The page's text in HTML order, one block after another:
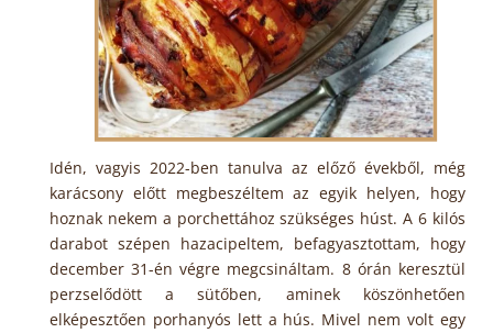
Idén, vagyis 2022-ben tanulva az előző évekből, még
karácsony előtt megbeszéltem az egyik helyen, hogy
hoznak nekem a porchettához szükséges húst. A 6 kilós
darabot szépen hazacipeltem, befagyasztottam, hogy
december 31-én végre megcsináltam. 8 órán keresztül
perzselődött a sütőben, aminek köszönhetően
elképesztően porhanyós lett a hús. Mivel nem volt egy